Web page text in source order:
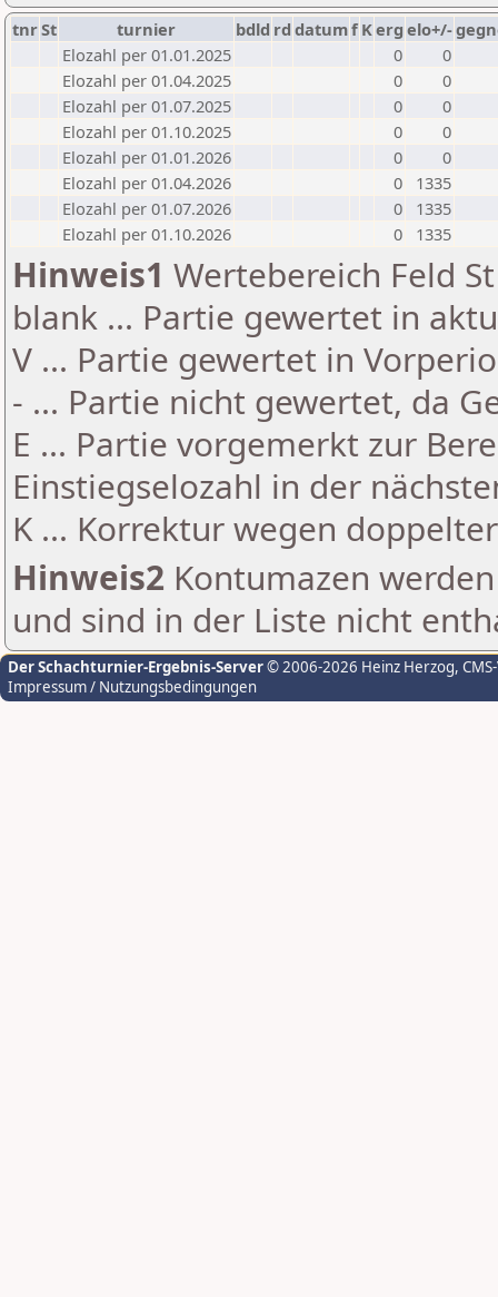
tnrSt turnier bdld rd datumf Kerg elo+/-
Elozahl per 01.01.2025
0
0
Elozahl per 01.04.2025
0
0
Elozahl per 01.07.2025
0
0
Elozahl per 01.10.2025
0
0
Elozahl per 01.01.2026
0
0
Elozahl per 01.04.2026
0
1335
Elozahl per 01.07.2026
0
1335
Elozahl per 01.10.2026
0 1335
Hinweis1 Wertebereich Feld
blank ... Partie gewertet in
V ... Partie gewertet in
- ... Partie nicht gewertet, da
E ... Partie vorgemerkt zur
Einstiegselozahl in der
K ... Korrektur wegen
Hinweis2 Kontumazen
und sind in der Liste nicht
Der Schachturnier-Ergebnis-Server© 2006-2026 Heinz Herzog,
Impressum / Nutzungsbedingungen